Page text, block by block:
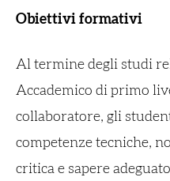
Obiettivi formativi
Al termine degli studi
Accademico di primo
collaboratore, gli
competenze tecniche,
critica e sapere